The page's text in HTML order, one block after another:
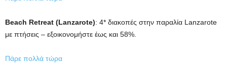
Beach Retreat (Lanzarote): 4* διακοπές στην παραλία Lanzarote
με πτήσεις – εξοικονομήστε έως και 58%.
Πάρε πολλά τώρα